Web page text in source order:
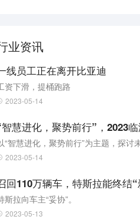
业资讯
线员工正在离开比亚迪
资下滑，提桶跑路
2023-05-14
智慧进化，聚势前行”，2023
2023-05-14
回110万辆车，特斯拉能终结
斯拉向车主“妥协”。
2023-05-13